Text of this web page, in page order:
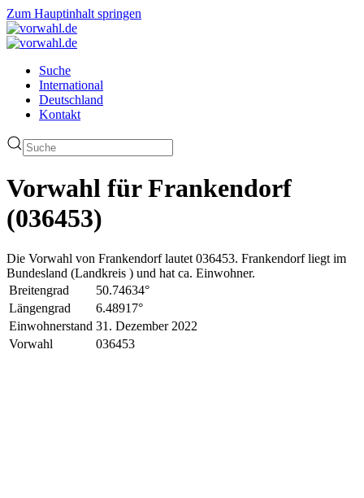
Zum Hauptinhalt springen
Suche
International
Deutschland
Kontakt
Vorwahl für Frankendorf
(036453)
Die Vorwahl von Frankendorf lautet 036453. Frankendorf liegt im
Bundesland (Landkreis ) und hat ca. Einwohner.
Breitengrad
50.74634°
Längengrad
6.48917°
Einwohnerstand 31. Dezember 2022
Vorwahl
036453